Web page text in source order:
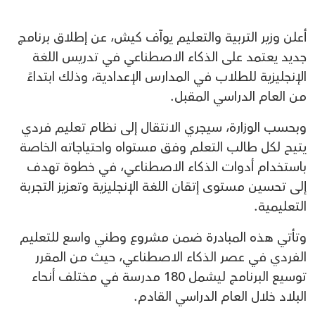
أعلن وزير التربية والتعليم يوآف كيش، عن إطلاق برنامج
جديد يعتمد على الذكاء الاصطناعي في تدريس اللغة
الإنجليزية للطلاب في المدارس الإعدادية، وذلك ابتداءً
من العام الدراسي المقبل.
وبحسب الوزارة، سيجري الانتقال إلى نظام تعليم فردي
يتيح لكل طالب التعلم وفق مستواه واحتياجاته الخاصة
باستخدام أدوات الذكاء الاصطناعي، في خطوة تهدف
إلى تحسين مستوى إتقان اللغة الإنجليزية وتعزيز التجربة
التعليمية.
وتأتي هذه المبادرة ضمن مشروع وطني واسع للتعليم
الفردي في عصر الذكاء الاصطناعي، حيث من المقرر
توسيع البرنامج ليشمل 180 مدرسة في مختلف أنحاء
البلاد خلال العام الدراسي القادم.